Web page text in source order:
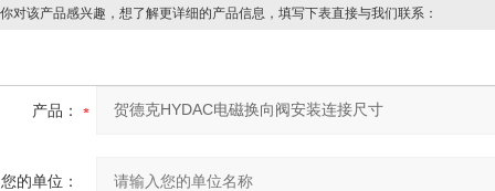
该产品感兴趣，想了解更详细的产品信息，填写下表直接与我们联系：
产品：
您的单位：